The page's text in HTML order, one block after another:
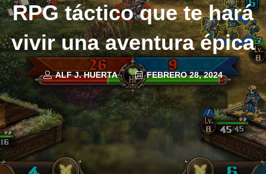
RPG táctico que te hará
vivir una aventura épica
ALF J. HUERTA FEBRERO 28, 2024